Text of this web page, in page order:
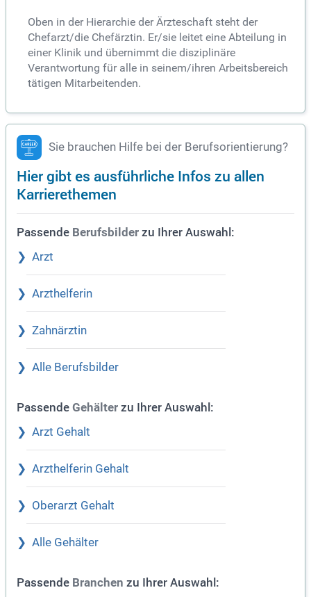
Oben in der Hierarchie der Ärzteschaft steht der
Chefarzt/die Chefärztin. Er/sie leitet eine Abteilung in
einer Klinik und übernimmt die disziplinäre
Verantwortung für alle in seinem/ihren Arbeitsbereich
tätigen Mitarbeitenden.
Sie brauchen Hilfe bei der Berufsorientierung?
Hier gibt es ausführliche Infos zu allen
Karrierethemen
Passende Berufsbilder zu Ihrer Auswahl:
Arzt
Arzthelferin
Zahnärztin
Alle Berufsbilder
Passende Gehälter zu Ihrer Auswahl:
Arzt Gehalt
Arzthelferin Gehalt
Oberarzt Gehalt
Alle Gehälter
Passende Branchen zu Ihrer Auswahl: